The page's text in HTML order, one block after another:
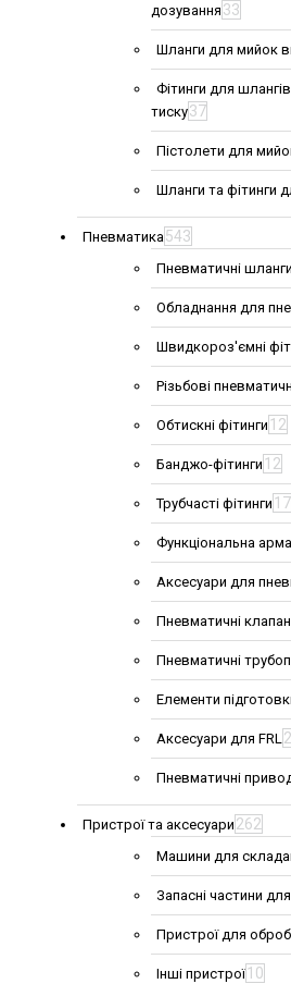
дозування 33
Шланги для мийок
Фітинги для
тиску37
Пістолети для
Шланги та фітинги
Пневматика543
Пневматичні шланги
Обладнання для
Швидкороз'ємні
Різьбові
Обтискні фітинги 12
Банджо-фітинги 12
Трубчасті фітинги 17
Функціональна
Аксесуари для
Пневматичні
Пневматичні
Елементи
Аксесуари для FRL
Пневматичні
Пристрої та аксесуари 262
Машини для
Запасні частини
Пристрої для
Інші пристрої 10